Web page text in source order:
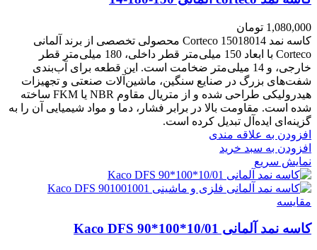
1,080,000 تومان
کاسه نمد Corteco 15018014 محصولی تخصصی از برند آلمانی
Corteco با ابعاد 150 میلی‌متر قطر داخلی، 180 میلی‌متر قطر
خارجی، و 14 میلی‌متر ضخامت است. این قطعه برای آب‌بندی
شفت‌های بزرگ در صنایع سنگین، ماشین‌آلات صنعتی و تجهیزات
هیدرولیکی طراحی شده و از متریال مقاوم NBR یا FKM ساخته
شده است. مقاومت بالا در برابر فشار، دما و مواد شیمیایی آن را به
گزینه‌ای ایده‌آل تبدیل کرده است.
افزودن به علاقه مندی
افزودن به سبد خرید
نمایش سریع
مقايسه
کاسه نمد آلمانی Kaco DFS 90*100*10/01